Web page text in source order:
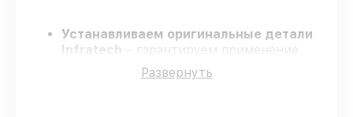
Устанавливаем оригинальные детали
Infratech
– гарантируем применение
только подлинных комплектующих.
Сертифицированные мастера
Развернуть